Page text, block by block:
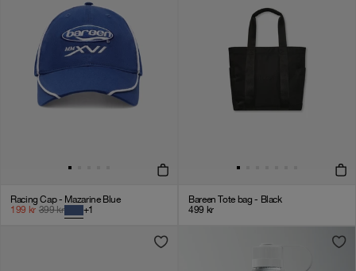
Racing Cap - Mazarine Blue
199 kr 399kr +1
Bareen Tote bag - Black
499 kr